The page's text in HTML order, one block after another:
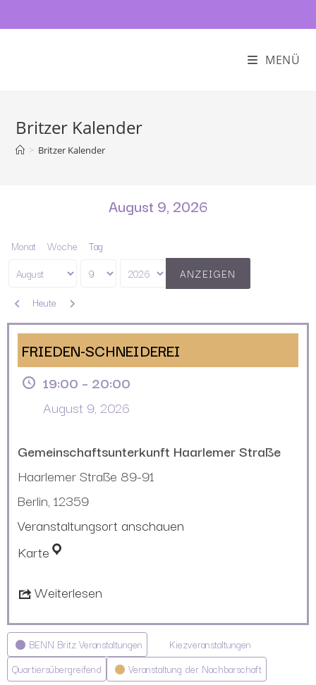
MENÜ
Britzer Kalender
> Britzer Kalender
August 9, 2026
Monat Woche Tag
Monat
Tag
Jahr
Zurück
Heute Weiter
FRIEDEN-SCHNEIDEREI
19:00 – 20:00
August 9, 2026
Gemeinschaftsunterkunft Haarlemer Straße
Haarlemer Straße 89-91
Berlin, 12359
Veranstaltungsort anschauen
Karte
Weiterlesen
Kategorien
BENN Britz Veranstaltungen
Kiezveranstaltungen
Quartiersübergreifend
Veranstaltung der Nachbarschaft